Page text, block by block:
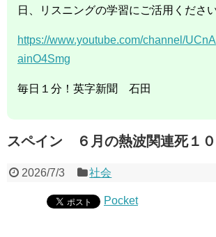
日、リスニングの学習にご活用くださ
https://www.youtube.com/channel/
ainO4Smg
毎日１分！英字新聞 石田
スペイン ６月の熱波関連死１
2026/7/3 社会
Pocket